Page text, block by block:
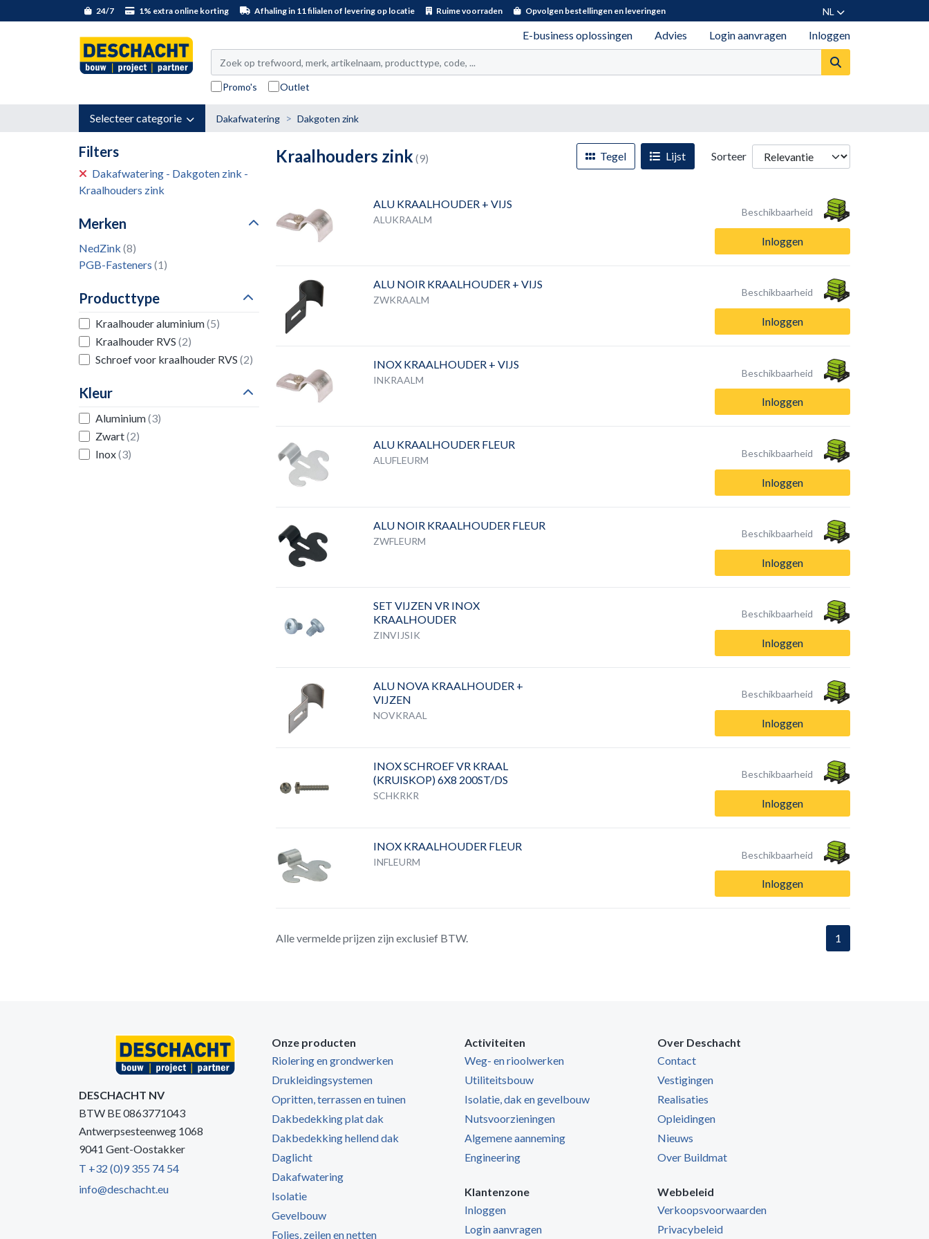
24/7 1% extra online korting Afhaling in 11 filialen of levering op locatie Ruime voorraden Opvolgen bestellingen en leveringen NL
E-business oplossingen Advies Login aanvragen Inloggen
Promo's Outlet
Selecteer categorie Dakafwatering Dakgoten zink
Filters
Dakafwatering - Dakgoten zink -
Kraalhouders zink
Merken
NedZink (8)
PGB-Fasteners (1)
Producttype
Kraalhouder aluminium(5)
Kraalhouder RVS (2)
Schroef voor kraalhouder RVS (2)
Kleur
Aluminium(3)
Zwart(2)
Inox(3)
Kraalhouders zink (9) Tegel Lijst Sorteer
ALU KRAALHOUDER + VIJS
ALUKRAALM
Beschikbaarheid
Inloggen
ALU NOIR KRAALHOUDER + VIJS
ZWKRAALM
Beschikbaarheid
Inloggen
INOX KRAALHOUDER + VIJS
INKRAALM
Beschikbaarheid
Inloggen
ALU KRAALHOUDER FLEUR
ALUFLEURM
Beschikbaarheid
Inloggen
ALU NOIR KRAALHOUDER FLEUR
ZWFLEURM
Beschikbaarheid
Inloggen
SET VIJZEN VR INOX
KRAALHOUDER
ZINVIJSIK
Beschikbaarheid
Inloggen
ALU NOVA KRAALHOUDER +
VIJZEN
NOVKRAAL
Beschikbaarheid
Inloggen
INOX SCHROEF VR KRAAL
(KRUISKOP) 6X8 200ST/DS
SCHKRKR
Beschikbaarheid
Inloggen
INOX KRAALHOUDER FLEUR
INFLEURM
Beschikbaarheid
Inloggen
Alle vermelde prijzen zijn exclusief BTW. 1
DESCHACHT NV
BTW BE 0863771043
Antwerpsesteenweg 1068
9041 Gent-Oostakker
T +32 (0)9 355 74 54
info@deschacht.eu
Onze producten
Riolering en grondwerken
Drukleidingsystemen
Opritten, terrassen en tuinen
Dakbedekking plat dak
Dakbedekking hellend dak
Daglicht
Dakafwatering
Isolatie
Gevelbouw
Folies, zeilen en netten
Activiteiten
Weg- en rioolwerken
Utiliteitsbouw
Isolatie, dak en gevelbouw
Nutsvoorzieningen
Algemene aanneming
Engineering
Klantenzone
Inloggen
Login aanvragen
Over Deschacht
Contact
Vestigingen
Realisaties
Opleidingen
Nieuws
Over Buildmat
Webbeleid
Verkoopsvoorwaarden
Privacybeleid